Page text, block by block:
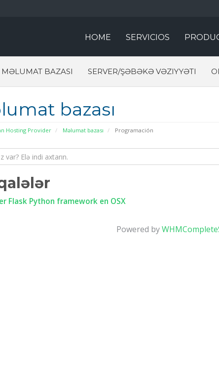
HOME SERVICIOS
MƏLUMAT BAZASI SERVER/ŞƏBƏKƏ VƏZIYYƏTI
bazası
Hosting Provider Məlumat bazası Programación
Flask Python framework en OSX
Powered by